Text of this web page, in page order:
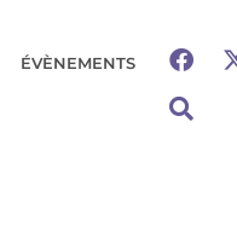
ÉVÈNEMENTS